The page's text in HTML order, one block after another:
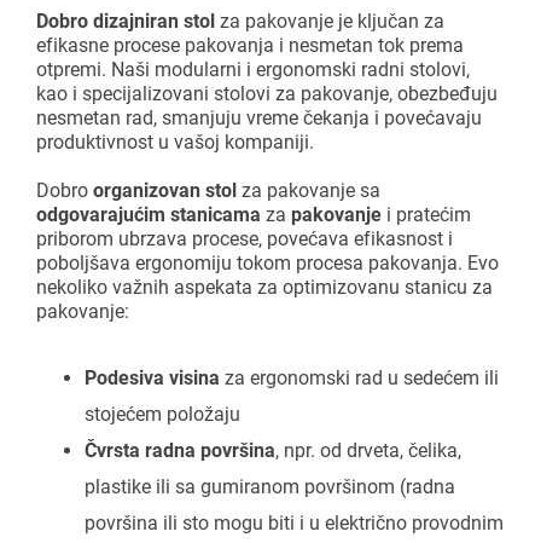
Dobro dizajniran stol za pakovanje je ključan za
efikasne procese pakovanja i nesmetan tok prema
otpremi. Naši modularni i ergonomski radni stolovi,
kao i specijalizovani stolovi za pakovanje, obezbeđuju
nesmetan rad, smanjuju vreme čekanja i povećavaju
produktivnost u vašoj kompaniji.
Dobro organizovan stol za pakovanje sa
odgovarajućim stanicama za pakovanje i pratećim
priborom ubrzava procese, povećava efikasnost i
poboljšava ergonomiju tokom procesa pakovanja. Evo
nekoliko važnih aspekata za optimizovanu stanicu za
pakovanje:
Podesiva visina za ergonomski rad u sedećem ili
stojećem položaju
Čvrsta radna površina, npr. od drveta, čelika,
plastike ili sa gumiranom površinom (radna
površina ili sto mogu biti i u električno provodnim